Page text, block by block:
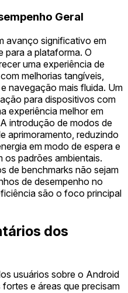
Geral
avanço significativo em
para a plataforma. O
uma experiência de
melhorias tangíveis,
navegação mais fluida. Um
para dispositivos com
experiência melhor em
introdução de modos de
aprimoramento, reduzindo
em modo de espera e
padrões ambientais.
de benchmarks não sejam
de desempenho no
são o foco principal
dos
usuários sobre o Android
e áreas que precisam